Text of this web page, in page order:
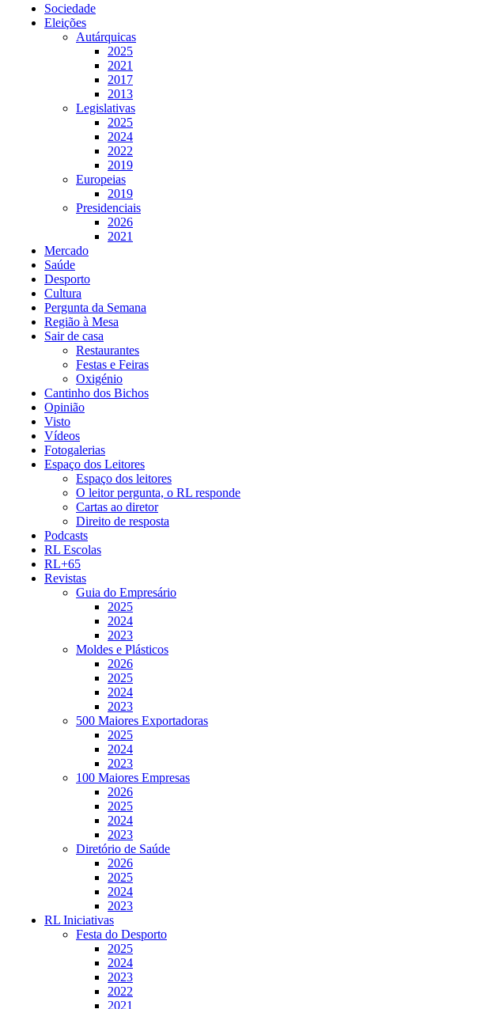
Sociedade
Eleições
Autárquicas
2025
2021
2017
2013
Legislativas
2025
2024
2022
2019
Europeias
2019
Presidenciais
2026
2021
Mercado
Saúde
Desporto
Cultura
Pergunta da Semana
Região à Mesa
Sair de casa
Restaurantes
Festas e Feiras
Oxigénio
Cantinho dos Bichos
Opinião
Visto
Vídeos
Fotogalerias
Espaço dos Leitores
Espaço dos leitores
O leitor pergunta, o RL responde
Cartas ao diretor
Direito de resposta
Podcasts
RL Escolas
RL+65
Revistas
Guia do Empresário
2025
2024
2023
Moldes e Plásticos
2026
2025
2024
2023
500 Maiores Exportadoras
2025
2024
2023
100 Maiores Empresas
2026
2025
2024
2023
Diretório de Saúde
2026
2025
2024
2023
RL Iniciativas
Festa do Desporto
2025
2024
2023
2022
2021